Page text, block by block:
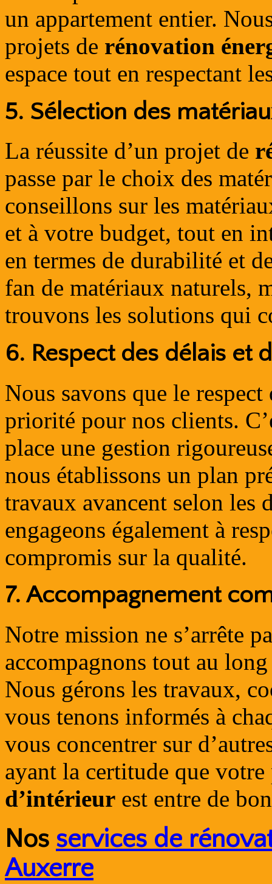
un appartement entier.
projets de rénovation
espace tout en respectant
5. Sélection des
La réussite d’un projet de
passe par le choix des
conseillons sur les
et à votre budget, tout en
en termes de durabilité et
fan de matériaux naturels,
trouvons les solutions qui
6. Respect des délais et
Nous savons que le
priorité pour nos clients.
place une gestion
nous établissons un plan
travaux avancent selon les
engageons également à
compromis sur la qualité.
7. Accompagnement
Notre mission ne s’arrête
accompagnons tout au
Nous gérons les travaux,
vous tenons informés à
vous concentrer sur
ayant la certitude que
d’intérieur est entre de
Nos services de
Auxerre